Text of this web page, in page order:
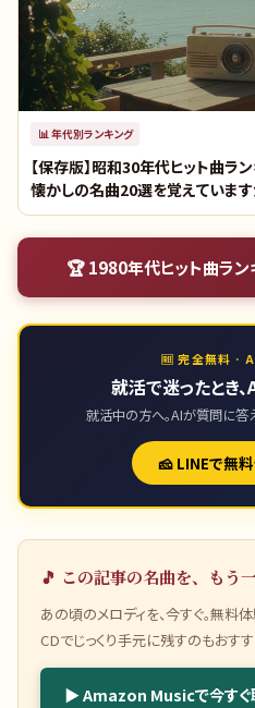
📊 年代別ランキング
【保存版】昭和30年代ヒット曲ラ
懐かしの名曲20選を覚えていま
🏆1980年代ヒット曲ラン
🆓 完全無料 ·
就活で迷ったとき
就活中の方へ。AIが質問に答
🧀 LINEで無
🎵 この記事の名曲を、もう
あの頃のメロディを、今すぐ。無料
CDでじっくり手元に残すのもおすす
▶ Amazon Musicで今すぐ聴